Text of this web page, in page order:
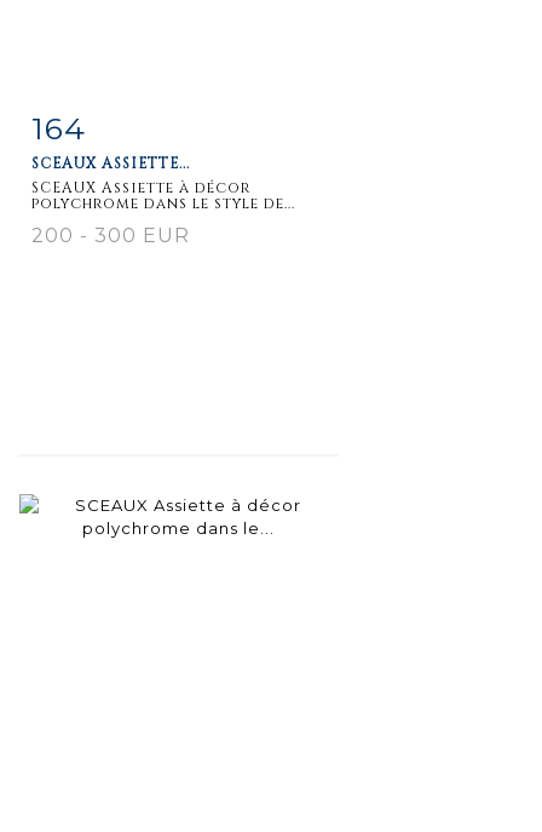
Item detail
164
SCEAUX ASSIETTE...
SCEAUX Assiette à décor
polychrome dans le style de...
200 - 300 EUR